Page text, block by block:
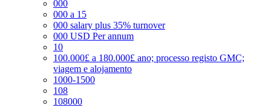
000
000 a 15
000 salary plus 35% turnover
000 USD Per annum
10
100.000£ a 180.000£ ano; processo registo GMC;
viagem e alojamento
1000-1500
108
108000